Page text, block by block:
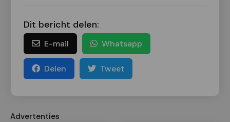
Dit bericht delen:
E-mail Whatsapp
Delen Tweet
Advertenties